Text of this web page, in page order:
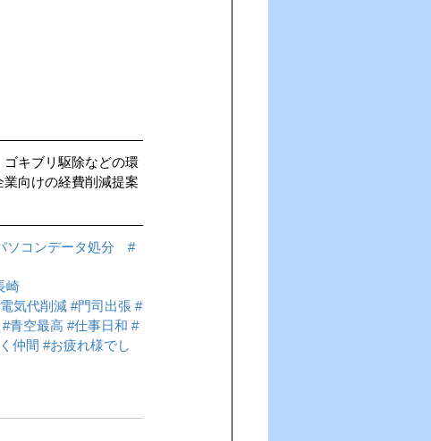
キブリ駆除などの環
向けの経費削減提案
ソコンデータ処分
#
崎
気代削減 #門司出張 #
#青空最高 #仕事日和 #
仲間 #お疲れ様でし